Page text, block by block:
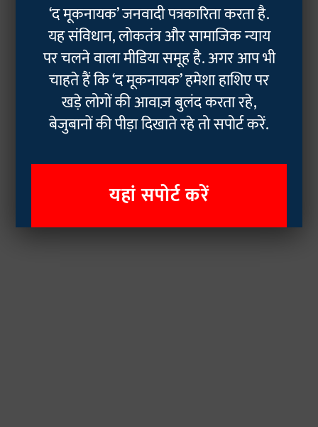
‘द मूकनायक’ जनवादी पत्रकारिता करता है.
यह संविधान, लोकतंत्र और सामाजिक न्याय
पर चलने वाला मीडिया समूह है. अगर आप भी
चाहते हैं कि ‘द मूकनायक’ हमेशा हाशिए पर
खड़े लोगों की आवाज़ बुलंद करता रहे,
बेजुबानों की पीड़ा दिखाते रहे तो सपोर्ट करें.
यहां सपोर्ट करें